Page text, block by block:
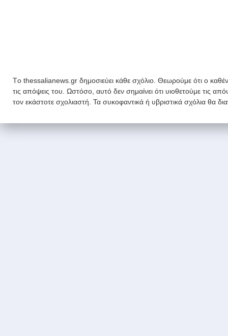
Tο thessalianews.gr δημοσιεύει κάθε σχόλιο. Θεωρούμε ότι ο
τις απόψεις του. Ωστόσο, αυτό δεν σημαίνει ότι υιοθετούμε τις
τον εκάστοτε σχολιαστή. Τα συκοφαντικά ή υβριστικά σχόλια θα